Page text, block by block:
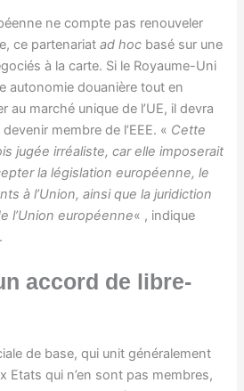
ne compte pas renouveler
ce partenariatad hoc basé sur une
à la carte. Si le Royaume-Uni
autonomie douanière tout en
au marché unique de l’UE, il devra
membre de l’EEE. « Cette
jugée irréaliste, car elle imposerait
la législation européenne, le
à l’Union, ainsi que la juridiction
l’Union européenne« , indique
.
accord de libre-
de base, qui unit généralement
Etats qui n’en sont pas membres,